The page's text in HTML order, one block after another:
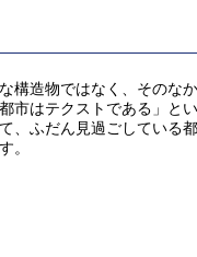
構造物ではなく、そのな
はテクストである」と
、ふだん⾒過ごしている
。